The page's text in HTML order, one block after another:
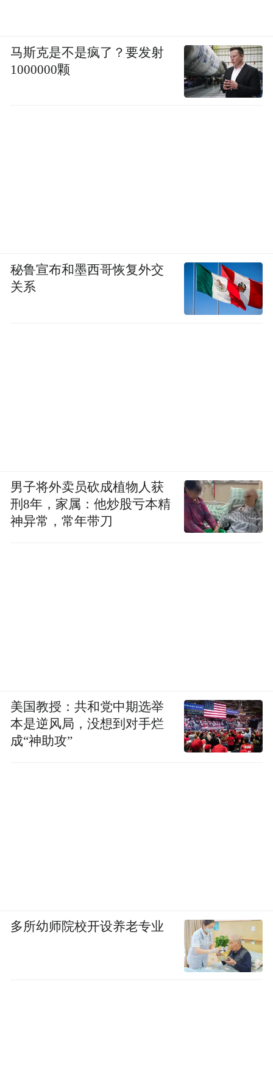
马斯克是不是疯了？要发射
1000000颗
秘鲁宣布和墨西哥恢复外交
关系
男子将外卖员砍成植物人获
刑8年，家属：他炒股亏本精
神异常，常年带刀
美国教授：共和党中期选举
本是逆风局，没想到对手烂
成“神助攻”
多所幼师院校开设养老专业